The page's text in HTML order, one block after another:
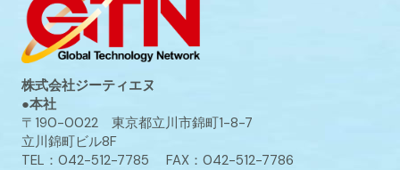
株式会社ジーティエヌ
●本社
〒190-0022 東京都立川市錦町1-8-7
立川錦町ビル8F
TEL：042-512-7785 FAX：042-512-7786